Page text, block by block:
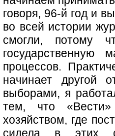
говоря, 96-й год и
во всей истории
смогли, потому
процессов.
начинает другой
выборами, я
тем, что
хозяйством, где
сидела в этих